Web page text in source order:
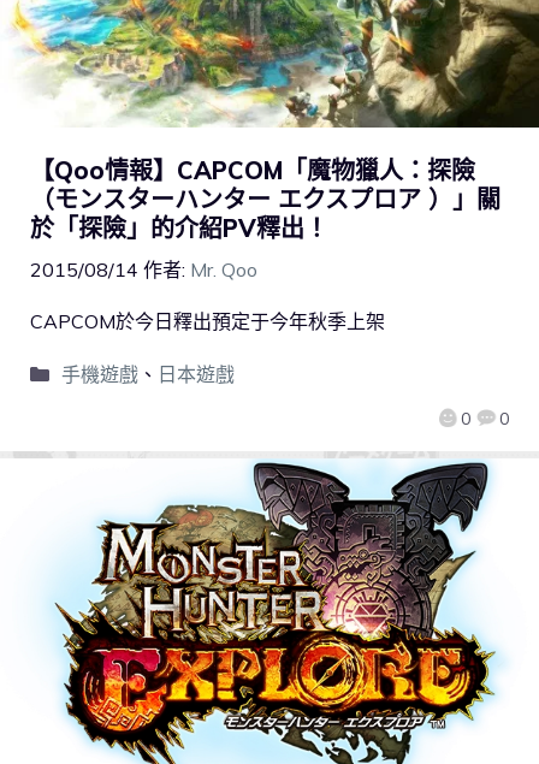
【Qoo情報】CAPCOM「魔物獵人：探險
（モンスターハンター エクスプロア ）」關
於「探險」的介紹PV釋出！
2015/08/14 作者: Mr. Qoo
0 0
CAPCOM於今日釋出預定于今年秋季上架
手機遊戲、 日本遊戲